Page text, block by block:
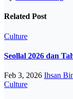
Related Post
Culture
Seollal 2026 dan
Feb 3, 2026 Ihsan
Culture